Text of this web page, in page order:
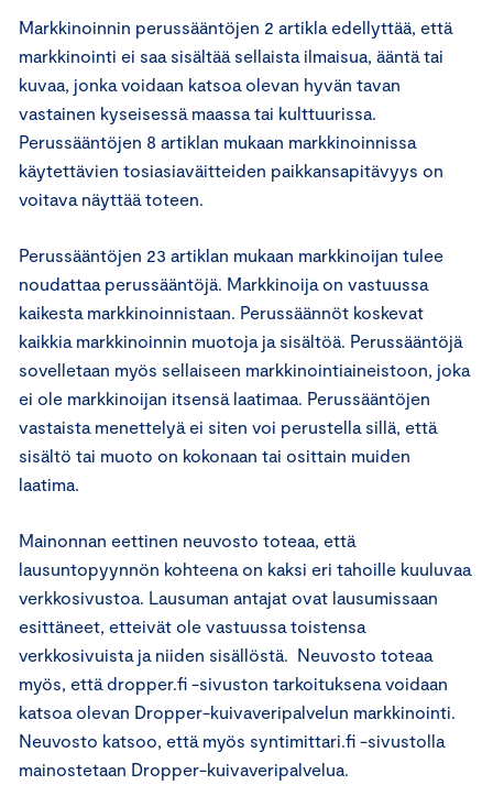
Markkinoinnin perussääntöjen 2 artikla edellyttää, että
markkinointi ei saa sisältää sellaista ilmaisua, ääntä tai
kuvaa, jonka voidaan katsoa olevan hyvän tavan
vastainen kyseisessä maassa tai kulttuurissa.
Perussääntöjen 8 artiklan mukaan markkinoinnissa
käytettävien tosiasiaväitteiden paikkansapitävyys on
voitava näyttää toteen.
Perussääntöjen 23 artiklan mukaan markkinoijan tulee
noudattaa perussääntöjä. Markkinoija on vastuussa
kaikesta markkinoinnistaan. Perussäännöt koskevat
kaikkia markkinoinnin muotoja ja sisältöä. Perussääntöjä
sovelletaan myös sellaiseen markkinointiaineistoon, joka
ei ole markkinoijan itsensä laatimaa. Perussääntöjen
vastaista menettelyä ei siten voi perustella sillä, että
sisältö tai muoto on kokonaan tai osittain muiden
laatima.
Mainonnan eettinen neuvosto toteaa, että
lausuntopyynnön kohteena on kaksi eri tahoille kuuluvaa
verkkosivustoa. Lausuman antajat ovat lausumissaan
esittäneet, etteivät ole vastuussa toistensa
verkkosivuista ja niiden sisällöstä. Neuvosto toteaa
myös, että dropper.fi -sivuston tarkoituksena voidaan
katsoa olevan Dropper-kuivaveripalvelun markkinointi.
Neuvosto katsoo, että myös syntimittari.fi -sivustolla
mainostetaan Dropper-kuivaveripalvelua.